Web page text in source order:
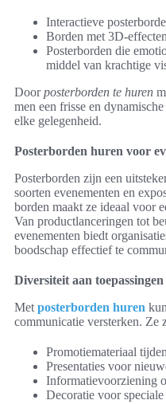
Interactieve
Borden met 3D-
Posterborden die
middel van krachtige
Doorposterborden te huren
men een frisse en
elke gelegenheid.
Posterborden huren voor
Posterborden zijn een
soorten evenementen en
borden maakt ze ideaal voor
Van productlanceringen tot
evenementen biedt
boodschap effectief te
Diversiteit aan toepassingen
Met posterborden huren
communicatie versterken. Ze
Promotiemateriaal
Presentaties voor
Informatievoorziening
Decoratie voor speciale